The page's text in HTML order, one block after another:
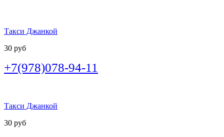
Такси Джанкой
30 руб
+7(978)078-94-11
Такси Джанкой
30 руб